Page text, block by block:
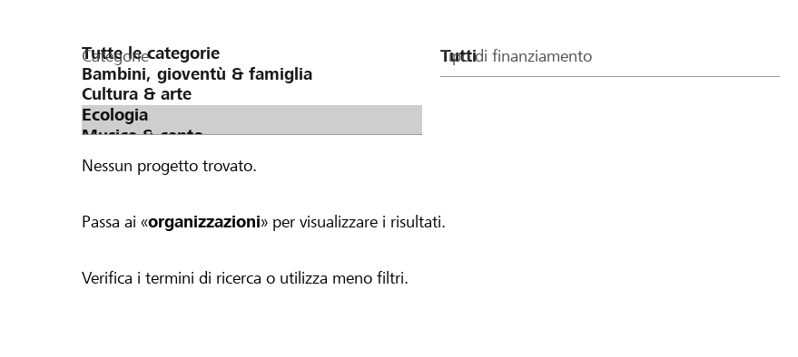
Categorie Tipo di finanziamento
Nessun progetto trovato.
Passa ai «organizzazioni» per visualizzare i risultati.
Verifica i termini di ricerca o utilizza meno filtri.